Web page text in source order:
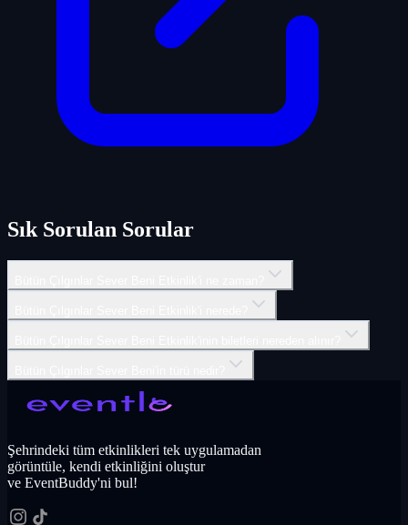
Sık Sorulan Sorular
Şehrindeki tüm etkinlikleri tek uygulamadan
görüntüle, kendi etkinliğini oluştur
ve EventBuddy'ni bul!